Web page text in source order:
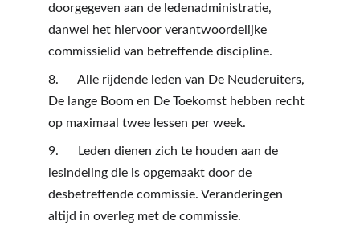
doorgegeven aan de ledenadministratie,
danwel het hiervoor verantwoordelijke
commissielid van betreffende discipline.
8.      Alle rijdende leden van De Neuderuiters,
De lange Boom en De Toekomst hebben recht
op maximaal twee lessen per week.
9.      Leden dienen zich te houden aan de
lesindeling die is opgemaakt door de
desbetreffende commissie. Veranderingen
altijd in overleg met de commissie.